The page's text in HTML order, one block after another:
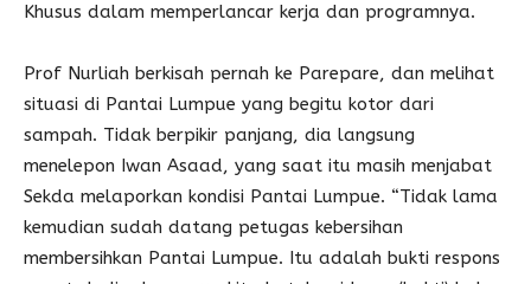
Khusus dalam memperlancar kerja dan programnya.
Prof Nurliah berkisah pernah ke Parepare, dan melihat
situasi di Pantai Lumpue yang begitu kotor dari
sampah. Tidak berpikir panjang, dia langsung
menelepon Iwan Asaad, yang saat itu masih menjabat
Sekda melaporkan kondisi Pantai Lumpue. “Tidak lama
kemudian sudah datang petugas kebersihan
membersihkan Pantai Lumpue. Itu adalah bukti respons